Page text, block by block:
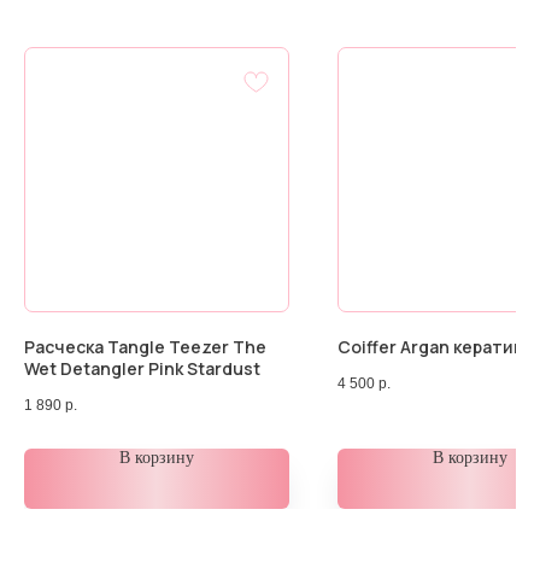
Расческа Tangle Teezer The
Wet Detangler Pink Stardust
1 890 р.
В корзину
Coiffer Argan кератин
4 500 р.
В корзину